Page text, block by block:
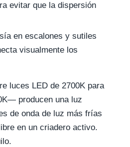
evitar que la dispersión
en escalones y sutiles
visualmente los
luces LED de 2700K para
producen una luz
de onda de luz más frías
en un criadero activo.